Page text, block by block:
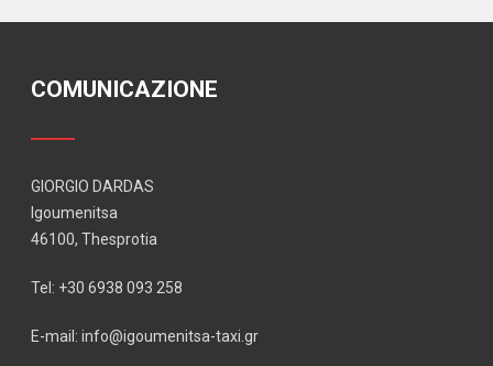
COMUNICAZIONE
GIORGIO DARDAS
Igoumenitsa
46100, Thesprotia
Tel: +30 6938 093 258
E-mail: info@igoumenitsa-taxi.gr